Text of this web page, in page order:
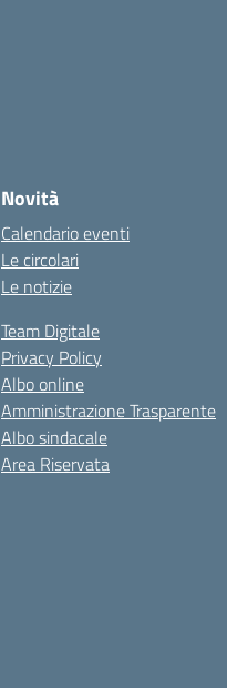
Novità
Calendario eventi
Le circolari
Le notizie
Team Digitale
Privacy Policy
Albo online
Amministrazione Trasparente
Albo sindacale
Area Riservata